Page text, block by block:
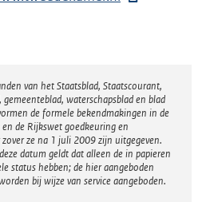
van het Staatsblad, Staatscourant,
waterschapsblad en blad
de formele bekendmakingen in de
de Rijkswet goedkeuring en
ze na 1 juli 2009 zijn uitgegeven.
datum geldt dat alleen de in papieren
status hebben; de hier aangeboden
bij wijze van service aangeboden.